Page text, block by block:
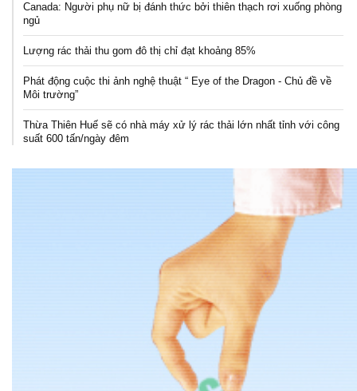
Canada: Người phụ nữ bị đánh thức bởi thiên thạch rơi xuống phòng
ngủ
Lượng rác thải thu gom đô thị chỉ đạt khoảng 85%
Phát động cuộc thi ảnh nghệ thuật “ Eye of the Dragon - Chủ đề về
Môi trường”
Thừa Thiên Huế sẽ có nhà máy xử lý rác thải lớn nhất tỉnh với công
suất 600 tấn/ngày đêm